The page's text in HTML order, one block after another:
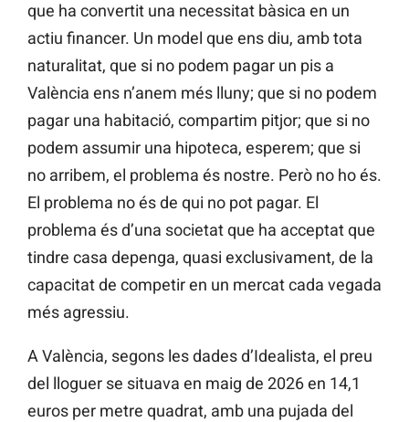
que ha convertit una necessitat bàsica en un
actiu financer. Un model que ens diu, amb tota
naturalitat, que si no podem pagar un pis a
València ens n’anem més lluny; que si no podem
pagar una habitació, compartim pitjor; que si no
podem assumir una hipoteca, esperem; que si
no arribem, el problema és nostre. Però no ho és.
El problema no és de qui no pot pagar. El
problema és d’una societat que ha acceptat que
tindre casa depenga, quasi exclusivament, de la
capacitat de competir en un mercat cada vegada
més agressiu.
A València, segons les dades d’Idealista, el preu
del lloguer se situava en maig de 2026 en 14,1
euros per metre quadrat, amb una pujada del